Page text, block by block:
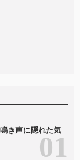
き声に隠れた気